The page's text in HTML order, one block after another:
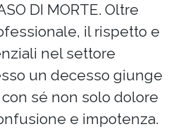
DI MORTE. Oltre
il rispetto e
nel settore
un decesso giunge
sé non solo dolore
e impotenza.